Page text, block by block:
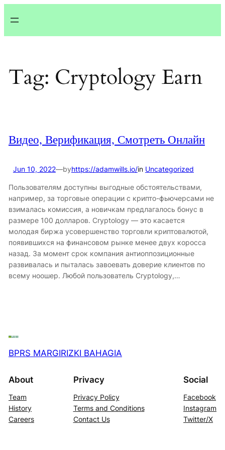
ke
Tag: Cryptology Earn
Видео, Верификация, Смотреть Онлайн
Jun 10, 2022—byhttps://adamwills.io/in Uncategorized
Пользователям доступны выгодные обстоятельствами,
например, за торговые операции с крипто-фьючерсами не
взималась комиссия, а новичкам предлагалось бонус в
размере 100 долларов. Cryptology — это касается
молодая биржа усовершенство торговли криптовалютой,
появившихся на финансовом рынке менее двух коросса
назад. За момент срок компания антиоппозиционные
развивалась и пыталась завоевать доверие клиентов по
всему ноошер. Любой пользователь Cryptology,…
BPRS MARGIRIZKI BAHAGIA
About
Team
History
Careers
Privacy
Privacy Policy
Terms and Conditions
Contact Us
Social
Facebook
Instagram
Twitter/X